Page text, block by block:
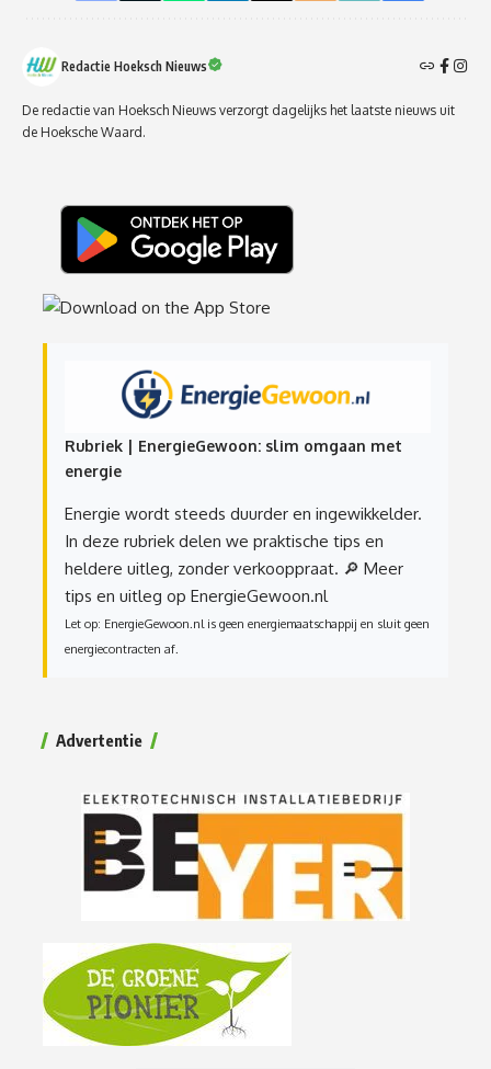
Redactie Hoeksch Nieuws
De redactie van Hoeksch Nieuws verzorgt dagelijks het laatste nieuws uit
de Hoeksche Waard.
Rubriek | EnergieGewoon: slim omgaan met
energie
Energie wordt steeds duurder en ingewikkelder.
In deze rubriek delen we praktische tips en
heldere uitleg, zonder verkooppraat. 🔎 Meer
tips en uitleg op EnergieGewoon.nl
Let op: EnergieGewoon.nl is geen energiemaatschappij en sluit geen
energiecontracten af.
Advertentie